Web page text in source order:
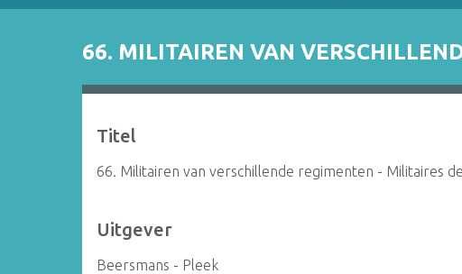
66. MILITAIREN VAN
Titel
66. Militairen van verschillende regimenten - Militaires
Uitgever
Beersmans - Pleek